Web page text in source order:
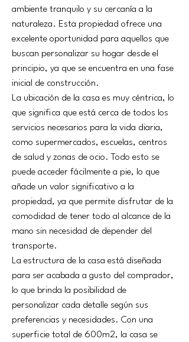
ambiente tranquilo y su cercanía a la
naturaleza. Esta propiedad ofrece una
excelente oportunidad para aquellos que
buscan personalizar su hogar desde el
principio, ya que se encuentra en una fase
inicial de construcción.
La ubicación de la casa es muy céntrica, lo
que significa que está cerca de todos los
servicios necesarios para la vida diaria,
como supermercados, escuelas, centros
de salud y zonas de ocio. Todo esto se
puede acceder fácilmente a pie, lo que
añade un valor significativo a la
propiedad, ya que permite disfrutar de la
comodidad de tener todo al alcance de la
mano sin necesidad de depender del
transporte.
La estructura de la casa está diseñada
para ser acabada a gusto del comprador,
lo que brinda la posibilidad de
personalizar cada detalle según sus
preferencias y necesidades. Con una
superficie total de 600m2, la casa se